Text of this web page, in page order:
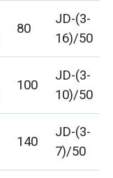
80
JD-(3-
16)/50
100
JD-(3-
10)/50
140
JD-(3-
7)/50